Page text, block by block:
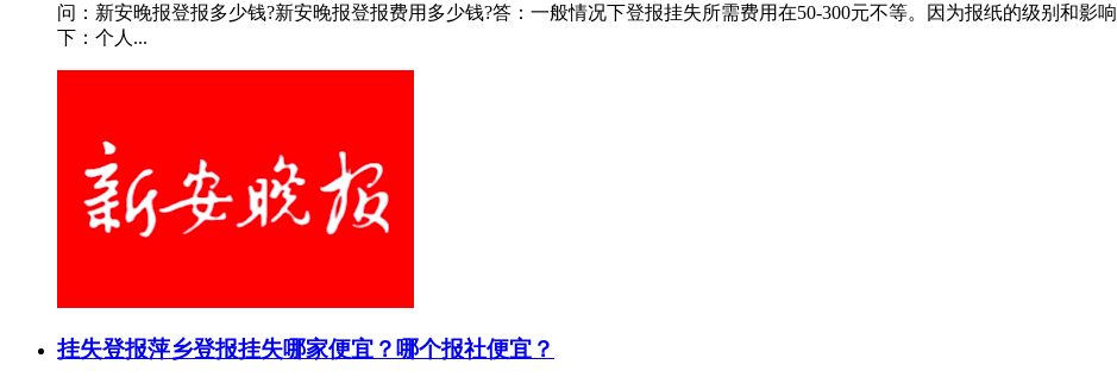
问：新安晚报登报多少钱?新安晚报登报费用多少钱?答：一般情况下登报挂失所需费用在50-300元不等。因为报纸的级别和影
下：个人...
挂失登报萍乡登报挂失哪家便宜？哪个报社便宜？